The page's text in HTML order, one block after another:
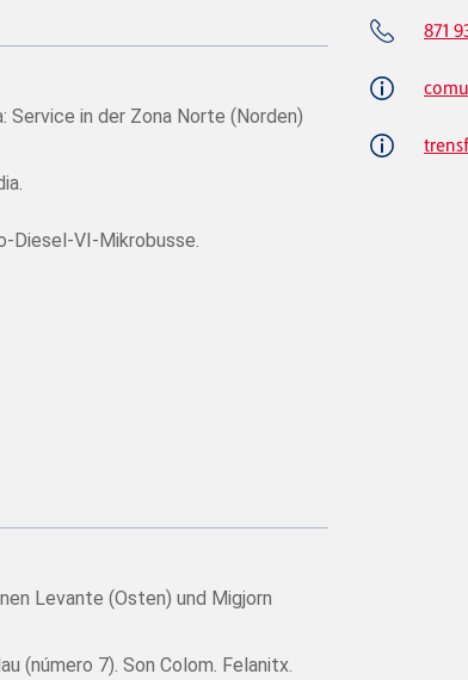
Service in der Zona Norte (Norden)
Diesel-VI-Mikrobusse.
Levante (Osten) und Migjorn
(número 7). Son Colom. Felanitx.
871